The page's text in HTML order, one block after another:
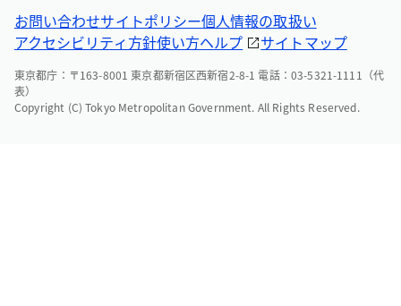
お問い合わせサイトポリシー個人情報の取扱い
アクセシビリティ方針使い方ヘルプ サイトマップ
東京都庁：〒163-8001 東京都新宿区西新宿2-8-1 電話：03-5321-1111（代
表）
Copyright (C) Tokyo Metropolitan Government. All Rights Reserved.